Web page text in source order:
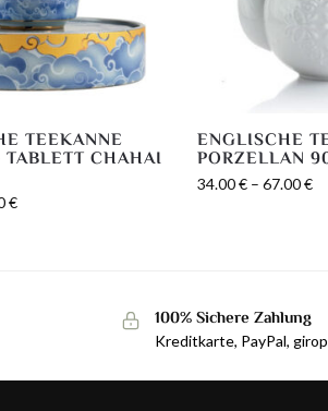
TEEKANNE
CHAHAI
€
ENGLISCHE
PORZELLAN
34.00€ –67.00€
100% Sichere Zahlung
Kreditkarte, PayPal,